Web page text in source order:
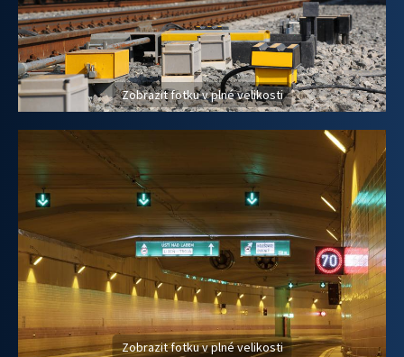
Zobrazit fotku v plné velikosti
Zobrazit fotku v plné velikosti